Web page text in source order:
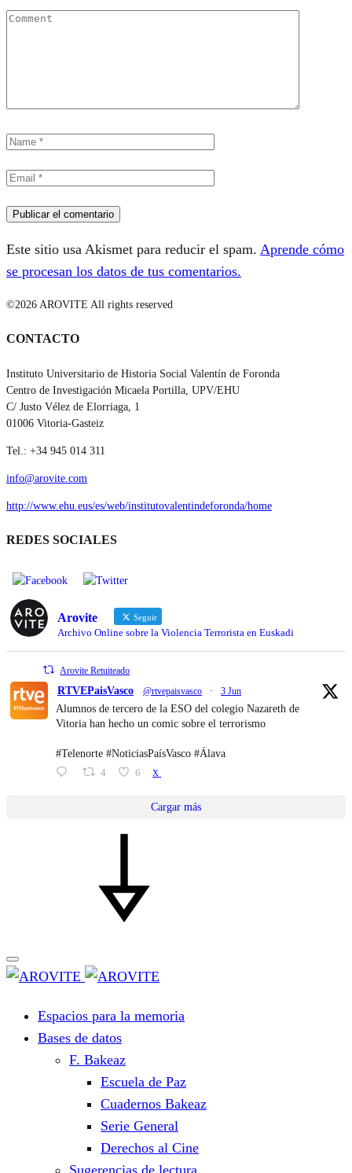
Este sitio usa Akismet para reducir el spam. Aprende cómo
se procesan los datos de tus comentarios.
©2026 AROVITE All rights reserved
CONTACTO
Instituto Universitario de Historia Social Valentín de Foronda
Centro de Investigación Micaela Portilla, UPV/EHU
C/ Justo Vélez de Elorriaga, 1
01006 Vitoria-Gasteiz
Tel.: +34 945 014 311
info@arovite.com
http://www.ehu.eus/es/web/institutovalentindeforonda/home
REDES SOCIALES
Arovite Seguir
Archivo Online sobre la Violencia Terrorista en Euskadi
Arovite Retuiteado
RTVEPaisVasco @rtvepaisvasco · 3 Jun
Alumnos de tercero de la ESO del colegio Nazareth de
Vitoria han hecho un comic sobre el terrorismo
#Telenorte #NoticiasPaísVasco #Álava
4 6 X
Cargar más
Espacios para la memoria
Bases de datos
F. Bakeaz
Escuela de Paz
Cuadernos Bakeaz
Serie General
Derechos al Cine